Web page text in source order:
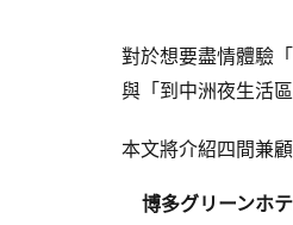
對於想要盡情體驗
與「到中洲夜生活
本文將介紹四間兼
博多グリーンホ